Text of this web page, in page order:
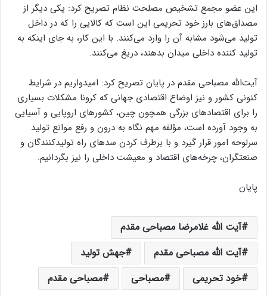
این عضو مجمع تشخیص مصلحت نظام تصریح کرد: یکی دیگر از
مصداق‌های بارز خود تحریمی این است که کالایی را که در داخل
تولید می‌شود مشابه آن را وارد می‌کنند. با این کار، به جای اینکه به
تولید کننده داخلی میدان بدهند، دریغ می‌کنند.
آیت‌الله مصباحی مقدم در پایان تصریح کرد: امیدواریم در شرایط
کنونی کشور و نیز اوضاع اقتصادی جهانی که کرونا مشکلات بسیاری
را برای اقتصاد‌های بزرگی همچون چین، کشور‌های اروپایی و آسیایی
به وجود آورده است، مؤلفه مهم نگاه به درون و رفع موانع تولید
سرلوحه امور قرار گیرد و با برطرف کردن سد‌های راه تولیدکنندگان و
صنعتگران، چرخه‌های اقتصاد و معیشت داخلی را نیز بگردانیم.
پایان
آیت الله غلامرضا مصباحی مقدم
آیت الله مصباحی مقدم
جهش تولید
خود تحریمی
مصباحی مصباحی مقدم